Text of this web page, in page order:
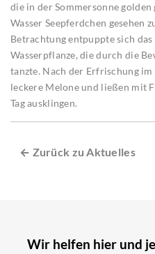
die in der Sommersonne
Wasser Seepferdchen gesehen
Betrachtung entpuppte sich
Wasserpflanze, die durch die
tanzte. Nach der Erfrischung
leckere Melone und ließen mit
Tag ausklingen.
← Zurück zu Aktuelles
Wir helfen hier und